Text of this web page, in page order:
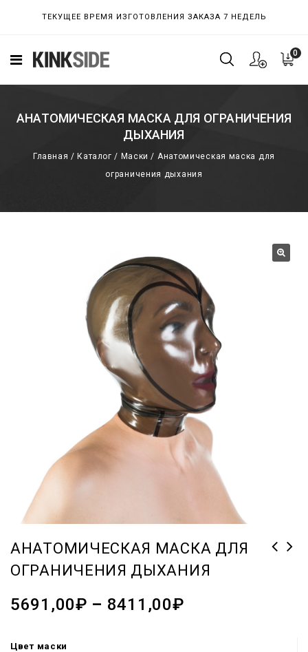
ТЕКУЩЕЕ ВРЕМЯ ИЗГОТОВЛЕНИЯ ЗАКАЗА 7 НЕДЕЛЬ
0
АНАТОМИЧЕСКАЯ МАСКА ДЛЯ ОГРАНИЧЕНИЯ
ДЫХАНИЯ
Главная / Каталог / Маски / Анатомическая маска для
ограничения дыхания
АНАТОМИЧЕСКАЯ МАСКА ДЛЯ
ОГРАНИЧЕНИЯ ДЫХАНИЯ
5691,00₽ – 8411,00₽
Цвет маски